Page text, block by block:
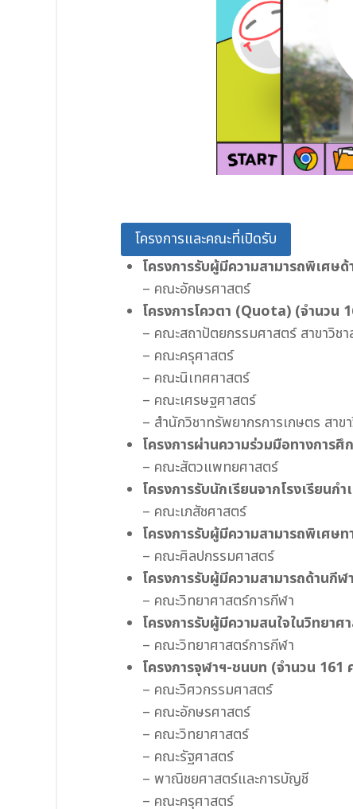
โครงการและคณะที่เปิดรับ
โครงการรับผู้มีความสามารถพิเศษด้
– คณะอักษรศาสตร์
โครงการโควตา (Quota) (จำนวน
– คณะสถาปัตยกรรมศาสตร์ สาขาวิช
– คณะครุศาสตร์
– คณะนิเทศศาสตร์
– คณะเศรษฐศาสตร์
– สํานักวิชาทรัพยากรการเกษตร สา
โครงการผ่านความร่วมมือทางกา
– คณะสัตวแพทยศาสตร์
โครงการรับนักเรียนจากโรงเรียนกํ
– คณะเภสัชศาสตร์
โครงการรับผู้มีความสามารถพิเศ
– คณะศิลปกรรมศาสตร์
โครงการรับผู้มีความสามารถด้านกีฬา
– คณะวิทยาศาสตร์การกีฬา
โครงการรับผู้มีความสนใจในวิทยา
– คณะวิทยาศาสตร์การกีฬา
โครงการจุฬาฯ-ชนบท (จำนวน 161
– คณะวิศวกรรมศาสตร์
– คณะอักษรศาสตร์
– คณะวิทยาศาสตร์
– คณะรัฐศาสตร์
– พาณิชยศาสตร์และการบัญชี
– คณะครุศาสตร์